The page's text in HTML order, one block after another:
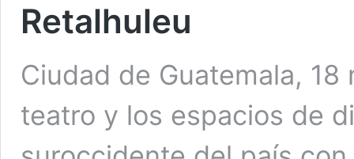
Retalhuleu
Ciudad de Guatemala,
teatro y los espacios de